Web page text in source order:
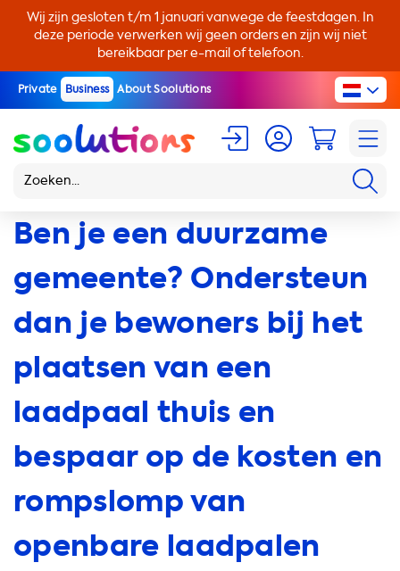
Wij zijn gesloten t/m 1 januari vanwege de feestdagen. In
deze periode verwerken wij geen orders en zijn wij niet
bereikbaar per e-mail of telefoon.
Private Business About Soolutions
Ben je een duurzame
gemeente? Ondersteun
dan je bewoners bij het
plaatsen van een
laadpaal thuis en
bespaar op de kosten en
rompslomp van
openbare laadpalen